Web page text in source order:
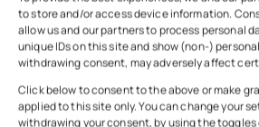
to store and/or access device information.
allow us and our partners to process personal
unique IDs on this site and show (non-)
withdrawing consent, may adversely affect
Click below to consent to the above or make
applied to this site only. You can change your
withdrawing your consent, by using the